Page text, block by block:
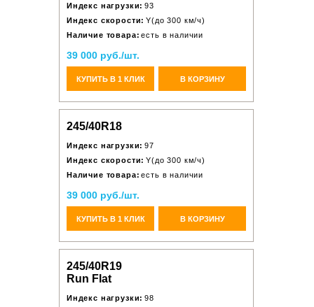
Индекс нагрузки: 93
Индекс скорости: Y(до 300 км/ч)
Наличие товара: есть в наличии
39 000 руб./шт.
КУПИТЬ В 1 КЛИК В КОРЗИНУ
245/40R18
Индекс нагрузки: 97
Индекс скорости: Y(до 300 км/ч)
Наличие товара: есть в наличии
39 000 руб./шт.
КУПИТЬ В 1 КЛИК В КОРЗИНУ
245/40R19
Run Flat
Индекс нагрузки: 98